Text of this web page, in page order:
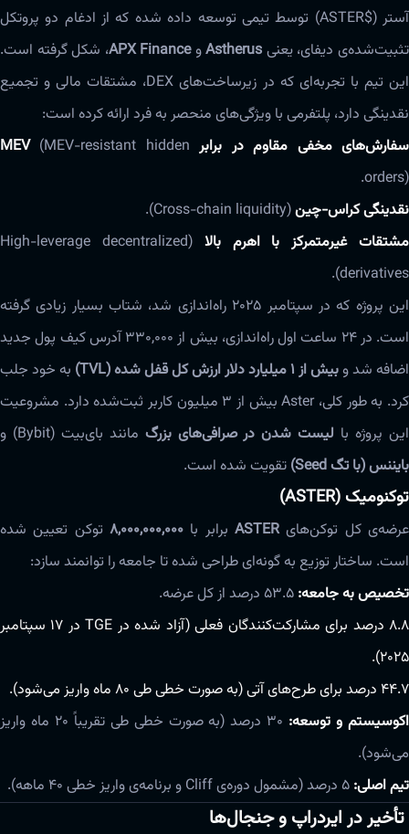
آستر ($ASTER) توسط تیمی توسعه داده شده که از ادغام دو پروتکل
تثبیت‌شده‌ی دیفای، یعنی AstherusوAPX Finance، شکل گرفته است.
این تیم با تجربه‌ای که در زیرساخت‌های DEX، مشتقات مالی و تجمیع
نقدینگی دارد، پلتفرمی با ویژگی‌های منحصر به فرد ارائه کرده است:
سفارش‌های مخفی مقاوم در برابر MEV (MEV-resistant hidden
orders).
نقدینگی کراس-چین(Cross-chain liquidity).
مشتقات غیرمتمرکز با اهرم بالا
(High-leverage decentralized
derivatives).
این پروژه که در سپتامبر ۲۰۲۵ راه‌اندازی شد، شتاب بسیار زیادی گرفته
است. در ۲۴ ساعت اول راه‌اندازی، بیش از ۳۳۰,۰۰۰ آدرس کیف پول جدید
اضافه شد وبیش از ۱ میلیارد دلار ارزش کل قفل شده (TVL)
به خود جلب
کرد. به طور کلی، Aster بیش از ۳ میلیون کاربر ثبت‌شده دارد. مشروعیت
این پروژه با لیست شدن در صرافی‌های بزرگ مانند بای‌بیت (Bybit) و
بایننس (با تگ Seed)
تقویت شده است.
توکنومیک (ASTER)
عرضه‌ی کل توکن‌هایASTER برابر با ۸,۰۰۰,۰۰۰,۰۰۰ توکن تعیین شده
است. ساختار توزیع به گونه‌ای طراحی شده تا جامعه را توانمند سازد:
تخصیص به جامعه:
۸.۸ درصد برای مشارکت‌کنندگان فعلی (آزاد شده در TGE در ۱۷ سپتامبر
۲۰۲۵).
۴۴.۷ درصد برای طرح‌های آتی (به صورت خطی طی ۸۰ ماه واریز می‌شود).
اکوسیستم و توسعه:
۳۰ درصد (به صورت خطی طی تقریباً ۲۰ ماه واریز
می‌شود).
تیم اصلی:
تأخیر در ایردراپ و جنجال‌ها